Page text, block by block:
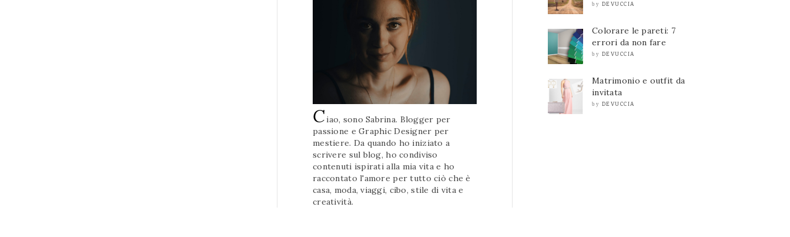
Ciao, sono Sabrina. Blogger per
passione e Graphic Designer per
mestiere. Da quando ho iniziato a
scrivere sul blog, ho condiviso
contenuti ispirati alla mia vita e ho
raccontato l'amore per tutto ciò che è
casa, moda, viaggi, cibo, stile di vita e
creatività.
by DEVUCCIA
Colorare le pareti: 7
errori da non fare
by DEVUCCIA
Matrimonio e outfit da
invitata
by DEVUCCIA